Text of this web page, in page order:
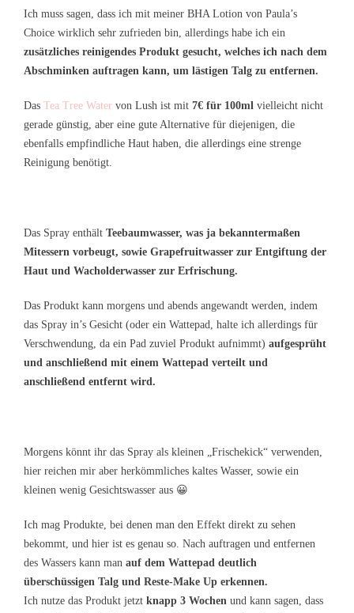
Ich muss sagen, dass ich mit meiner BHA Lotion von Paula’s
Choice wirklich sehr zufrieden bin, allerdings habe ich ein
zusätzliches reinigendes Produkt gesucht, welches ich nach dem
Abschminken auftragen kann, um lästigen Talg zu entfernen.
Das Tea Tree Water von Lush ist mit 7€ für 100ml vielleicht nicht
gerade günstig, aber eine gute Alternative für diejenigen, die
ebenfalls empfindliche Haut haben, die allerdings eine strenge
Reinigung benötigt.
Das Spray enthält Teebaumwasser, was ja bekanntermaßen
Mitessern vorbeugt, sowie Grapefruitwasser zur Entgiftung der
Haut und Wacholderwasser zur Erfrischung.
Das Produkt kann morgens und abends angewandt werden, indem
das Spray in’s Gesicht (oder ein Wattepad, halte ich allerdings für
Verschwendung, da ein Pad zuviel Produkt aufnimmt) aufgesprüht
und anschließend mit einem Wattepad verteilt und
anschließend entfernt wird.
Morgens könnt ihr das Spray als kleinen „Frischekick“ verwenden,
hier reichen mir aber herkömmliches kaltes Wasser, sowie ein
kleinen wenig Gesichtswasser aus 😀
Ich mag Produkte, bei denen man den Effekt direkt zu sehen
bekommt, und hier ist es genau so. Nach auftragen und entfernen
des Wassers kann man auf dem Wattepad deutlich
überschüssigen Talg und Reste-Make Up erkennen.
Ich nutze das Produkt jetzt knapp 3 Wochen und kann sagen, dass